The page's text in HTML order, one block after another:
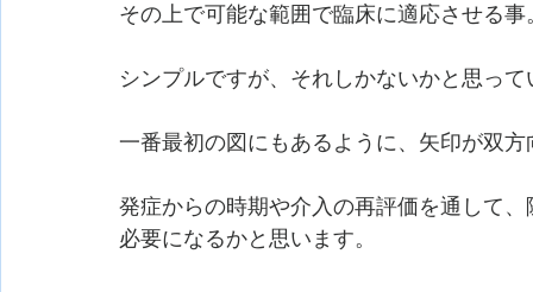
その上で可能な範囲で臨床に適応させる事
シンプルですが、それしかないかと思って
一番最初の図にもあるように、矢印が双
発症からの時期や介入の再評価を通して
必要になるかと思います。